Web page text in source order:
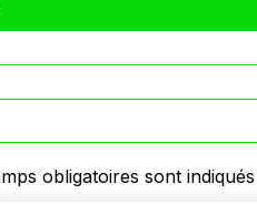
obligatoires sont